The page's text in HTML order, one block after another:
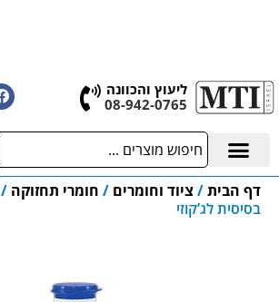
ליעוץ והכוונה
08-942-0765
דף הבית/ ציוד וחומרים / חומרי תחזוקה /
בסיסית לג’קוזי